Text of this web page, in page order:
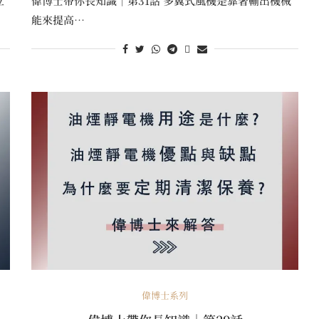
能來提高…
偉博士系列